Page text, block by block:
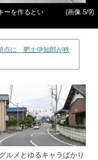
ーを作るとい
(画像 5/9)
点に 肥土伊知郎が秩
ルメとゆるキャラばかり